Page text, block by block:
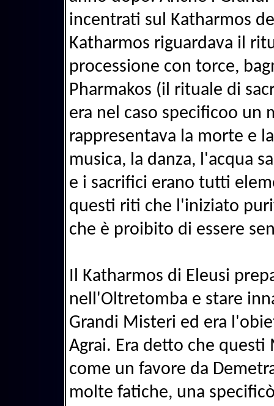
incentrati sul Katharmos
Katharmos riguardava il
processione con torce,
Pharmakos (il rituale di
era nel caso specificoo un
rappresentava la morte e
musica, la danza, l'acqua
e i sacrifici erano tutti
questi riti che l'iniziato
che è proibito di essere
Il Katharmos di Eleusi
nell'Oltretomba e stare
Grandi Misteri ed era
Agrai. Era detto che
come un favore da
molte fatiche, una